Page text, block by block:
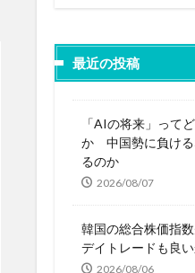
最近の投稿
「AIの将来」って
か 中国勢に負ける
るのか
2026/08/07
韓国の総合株価指
デイトレードも良
2026/08/06